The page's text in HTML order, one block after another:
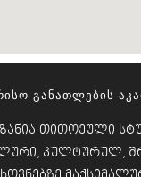
Განათლების
თითოეული
კულტურულ,